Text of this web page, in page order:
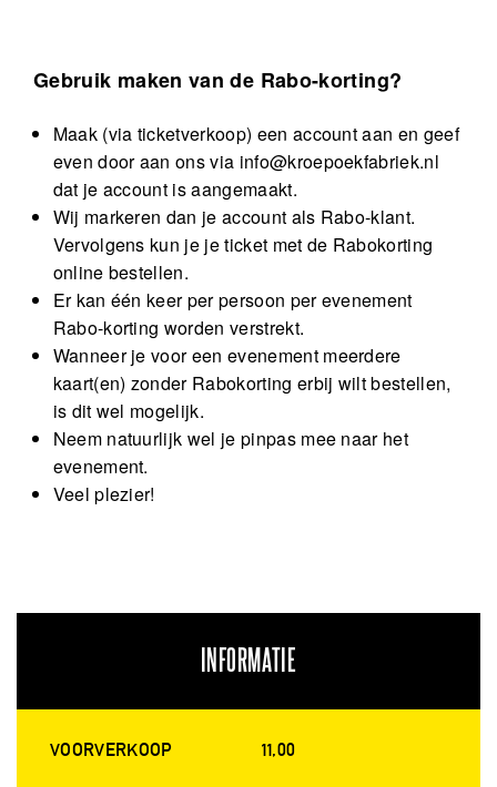
Gebruik maken van de Rabo-korting?
Maak (via ticketverkoop) een account aan en geef
even door aan ons via info@kroepoekfabriek.nl
dat je account is aangemaakt.
Wij markeren dan je account als Rabo-klant.
Vervolgens kun je je ticket met de Rabokorting
online bestellen.
Er kan één keer per persoon per evenement
Rabo-korting worden verstrekt.
Wanneer je voor een evenement meerdere
kaart(en) zonder Rabokorting erbij wilt bestellen,
is dit wel mogelijk.
Neem natuurlijk wel je pinpas mee naar het
evenement.
Veel plezier!
INFORMATIE
VOORVERKOOP 11,00